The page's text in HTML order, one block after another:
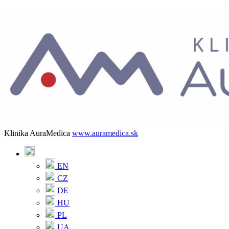
Klinika AuraMedica www.auramedica.sk
EN
CZ
DE
HU
PL
UA